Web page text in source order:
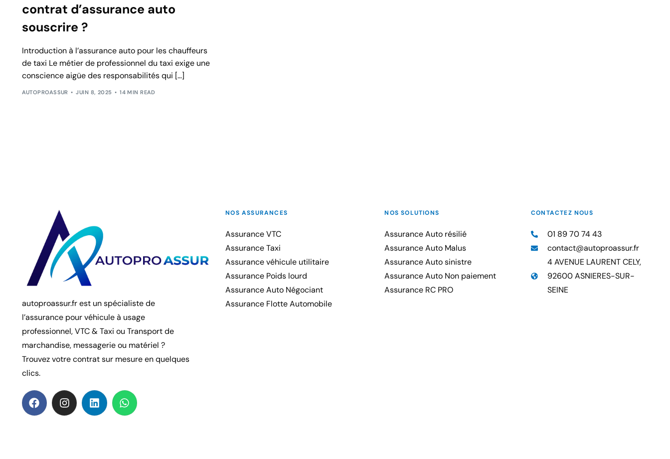
contrat d’assurance auto
souscrire ?
Introduction à l’assurance auto pour les chauffeurs
de taxi Le métier de professionnel du taxi exige une
conscience aigüe des responsabilités qui […]
AUTOPROASSUR JUIN 8, 2025 14 MIN READ
autoproassur.fr est un spécialiste de
l’assurance pour véhicule à usage
professionnel, VTC & Taxi ou Transport de
marchandise, messagerie ou matériel ?
Trouvez votre contrat sur mesure en quelques
clics.
NOS ASSURANCES
Assurance VTC
Assurance Taxi
Assurance véhicule utilitaire
Assurance Poids lourd
Assurance Auto Négociant
Assurance Flotte Automobile
NOS SOLUTIONS
Assurance Auto résilié
Assurance Auto Malus
Assurance Auto sinistre
Assurance Auto Non paiement
Assurance RC PRO
CONTACTEZ NOUS
01 89 70 74 43
contact@autoproassur.fr
4 AVENUE LAURENT CELY,
92600 ASNIERES-SUR-
SEINE